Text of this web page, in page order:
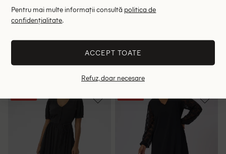
Rochie scurta Cream, negru
S 36
Pentru mai multe informații consultă politica de
confidențialitate.
ACCEPT TOATE
Refuz, doar necesare